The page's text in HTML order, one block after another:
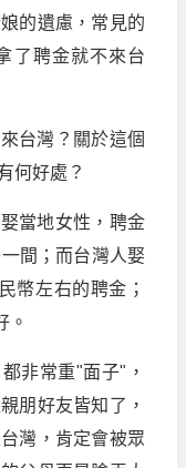
的遺慮，常見的
了聘金就不來台
台灣？關於這個
何好處？
當地女性，聘金
間；而台灣人娶
幣左右的聘金；
。
非常重"面子"，
朋好友皆知了，
灣，肯定會被眾